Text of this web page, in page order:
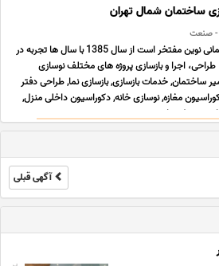
ساختمان شمال تهران
- صنعت
خدمات ساختمانی نوین مفتخر است از سال 1385 با سال ها تجربه در
طراحی، اجرا و بازسازی پروژه های مختلف نوسازی
ساختمان, خدمات بازسازی, بازسازی نما, طراحی دفتر
مغازه, نوسازی خانه, دکوراسیون داخلی منزل,
محوطه سازی و نصب ... ...
آگهی قبلی